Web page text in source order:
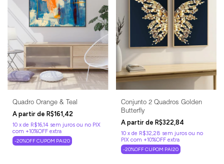
Quadro Orange & Teal
R$161,42
10 x de R$16,14 sem juros
-20%OFF CUPOM PAI20
Conjunto 2 Quadros Golden
Butterfly
R$322,84
10 x de R$32,28 sem juros
-20%OFF CUPOM PAI20